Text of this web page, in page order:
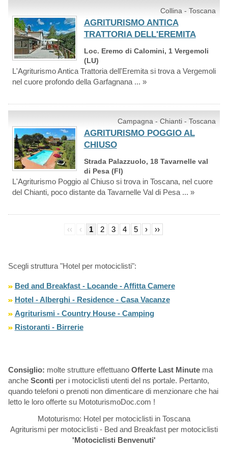
Collina - Toscana
AGRITURISMO ANTICA
TRATTORIA DELL'EREMITA
Loc. Eremo di Calomini, 1 Vergemoli
(LU)
L'Agriturismo Antica Trattoria dell'Eremita si trova a Vergemoli
nel cuore profondo della Garfagnana ... »
Campagna - Chianti - Toscana
AGRITURISMO POGGIO AL
CHIUSO
Strada Palazzuolo, 18 Tavarnelle val
di Pesa (FI)
L'Agriturismo Poggio al Chiuso si trova in Toscana, nel cuore
del Chianti, poco distante da Tavarnelle Val di Pesa ... »
‹‹ ‹ 1 2 3 4 5 › ››
Scegli struttura "Hotel per motociclisti":
Bed and Breakfast - Locande - Affitta Camere
Hotel - Alberghi - Residence - Casa Vacanze
Agriturismi - Country House - Camping
Ristoranti - Birrerie
Consiglio: molte strutture effettuano Offerte Last Minutema
anche Sconti per i motociclisti utenti del ns portale. Pertanto,
quando telefoni o prenoti non dimenticare di menzionare che hai
letto le loro offerte su MototurismoDoc.com !
Mototurismo: Hotel per motociclisti in Toscana
Agriturismi per motociclisti - Bed and Breakfast per motociclisti
'Motociclisti Benvenuti'